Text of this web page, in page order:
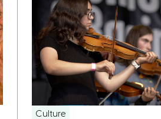
Culture